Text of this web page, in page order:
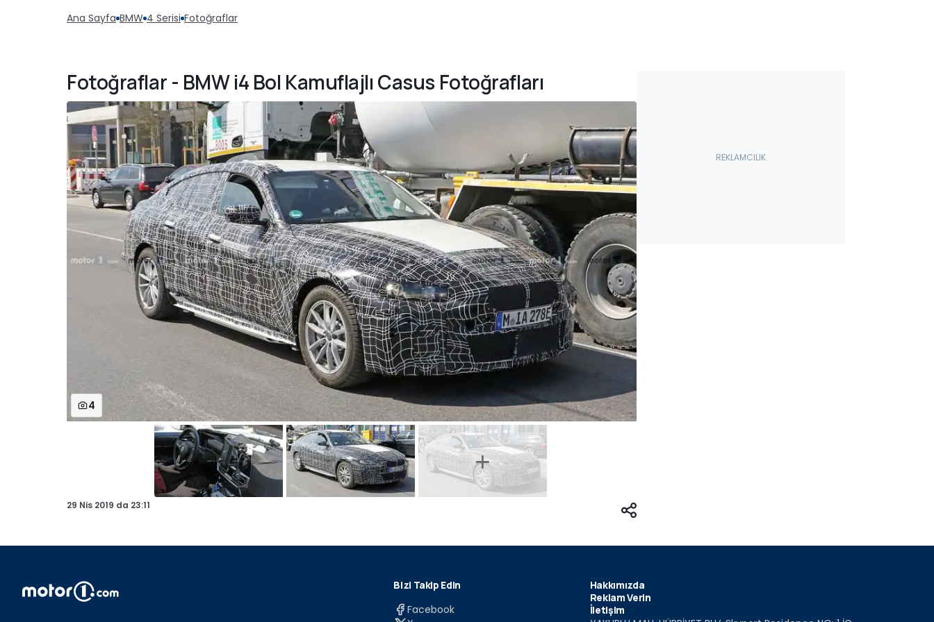
Ana Sayfa BMW 4 Serisi Fotoğraflar
Fotoğraflar - BMW i4 Bol Kamuflajlı Casus Fotoğrafları
4
29 Nis 2019 da 23:11
Bizi Takip Edin
Facebook
Hakkımızda
Reklam Verin
İletişim